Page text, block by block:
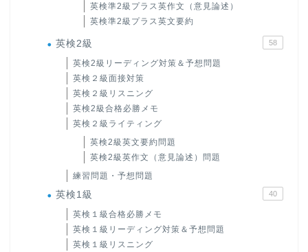
英検準2級プラス英作文（意見論述）
英検準2級プラス英文要約
英検2級 58
英検2級リーディング対策＆予想問題
英検２級面接対策
英検２級リスニング
英検2級合格必勝メモ
英検２級ライティング
英検2級英文要約問題
英検2級英作文（意見論述）問題
練習問題・予想問題
英検1級 40
英検１級合格必勝メモ
英検１級リーディング対策＆予想問題
英検１級リスニング